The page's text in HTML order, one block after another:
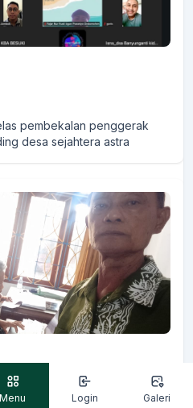
pembekalan penggerak
desa sejahtera astra
Menu Login Galeri